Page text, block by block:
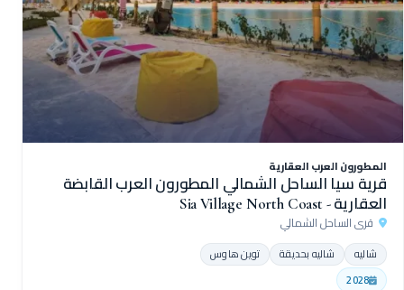
المطورون العرب العقارية
قرية سيا الساحل الشمالي المطورون العرب القابضة
العقارية - Sia Village North Coast
قرى الساحل الشمالي
شاليه شاليه بحديقة
توين هاوس
2028